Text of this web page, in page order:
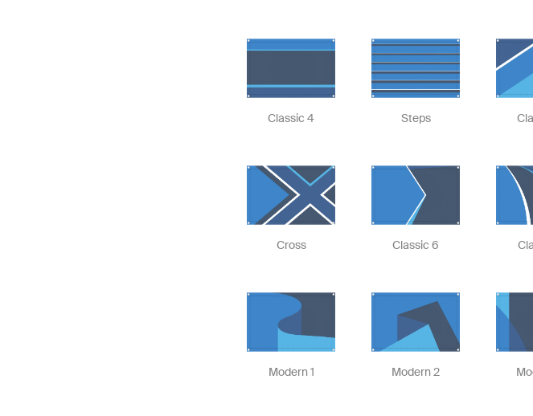
Classic 4 Steps
Cross Classic 6
Modern 1 Modern 2